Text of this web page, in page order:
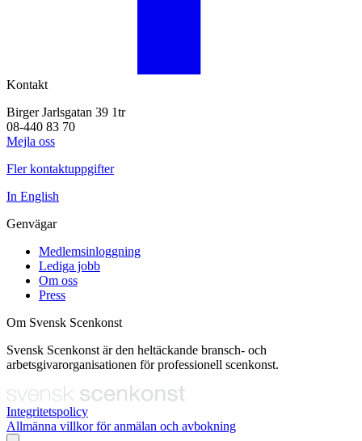
Kontakt
Birger Jarlsgatan 39 1tr
08-440 83 70
Mejla oss
Fler kontaktuppgifter
In English
Genvägar
Medlemsinloggning
Lediga jobb
Om oss
Press
Om Svensk Scenkonst
Svensk Scenkonst är den heltäckande bransch- och
arbetsgivarorganisationen för professionell scenkonst.
Integritetspolicy
Allmänna villkor för anmälan och avbokning